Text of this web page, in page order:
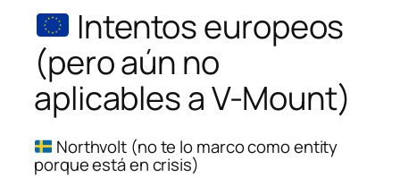
Intentos europeos
(pero aún no
aplicables a V-Mount)
Northvolt (no te lo marco como entity
porque está en crisis)